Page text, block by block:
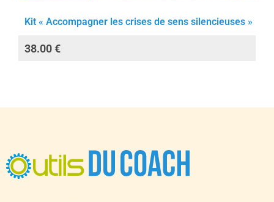
Kit « Accompagner les crises de sens silencieuses »
38.00€